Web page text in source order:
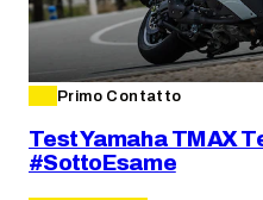
Primo Contatto
Test Yamaha TMAX
#SottoEsame